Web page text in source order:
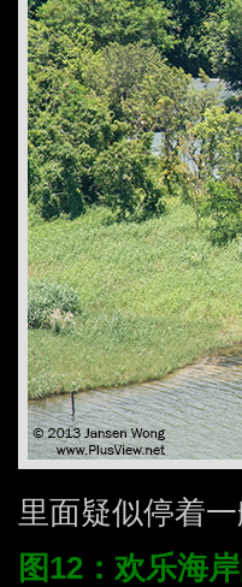
里面疑似停着一
图12：欢乐海